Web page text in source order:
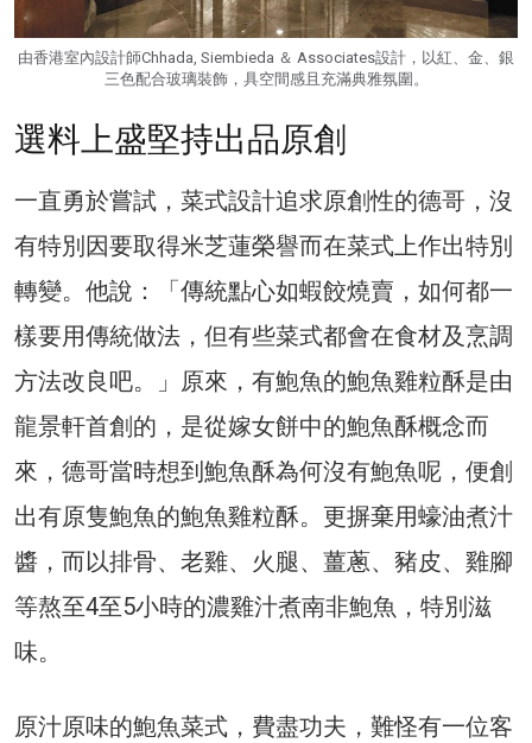
由香港室內設計師Chhada, Siembieda ＆ Associates設計，以紅、金、銀
三色配合玻璃裝飾，具空間感且充滿典雅氛圍。
選料上盛堅持出品原創
一直勇於嘗試，菜式設計追求原創性的德哥，沒
有特別因要取得米芝蓮榮譽而在菜式上作出特別
轉變。他說：「傳統點心如蝦餃燒賣，如何都一
樣要用傳統做法，但有些菜式都會在食材及烹調
方法改良吧。」原來，有鮑魚的鮑魚雞粒酥是由
龍景軒首創的，是從嫁女餅中的鮑魚酥概念而
來，德哥當時想到鮑魚酥為何沒有鮑魚呢，便創
出有原隻鮑魚的鮑魚雞粒酥。更摒棄用蠔油煮汁
醬，而以排骨、老雞、火腿、薑蔥、豬皮、雞腳
等熬至4至5小時的濃雞汁煮南非鮑魚，特別滋
味。
原汁原味的鮑魚菜式，費盡功夫，難怪有一位客